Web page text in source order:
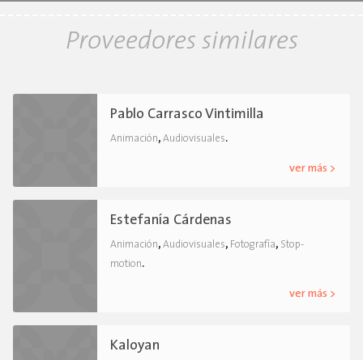
Proveedores similares
Pablo Carrasco Vintimilla
Animación, Audiovisuales.
ver más >
Estefanía Cárdenas
Animación, Audiovisuales, Fotografía, Stop-
motion.
ver más >
Kaloyan